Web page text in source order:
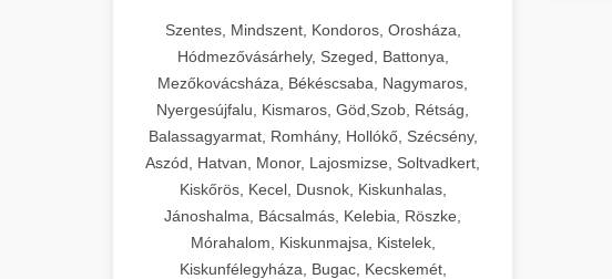
Szentes, Mindszent, Kondoros, Orosháza,
Hódmezővásárhely, Szeged, Battonya,
Mezőkovácsháza, Békéscsaba, Nagymaros,
Nyergesújfalu, Kismaros, Göd,Szob, Rétság,
Balassagyarmat, Romhány, Hollókő, Szécsény,
Aszód, Hatvan, Monor, Lajosmizse, Soltvadkert,
Kiskőrös, Kecel, Dusnok, Kiskunhalas,
Jánoshalma, Bácsalmás, Kelebia, Röszke,
Mórahalom, Kiskunmajsa, Kistelek,
Kiskunfélegyháza, Bugac, Kecskemét,